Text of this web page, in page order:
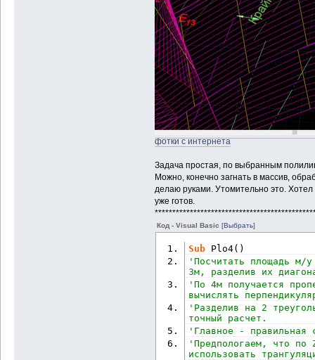
фотки с интернета
Задача простая, по выбранным
Можно, конечно загнать в массив,
делаю руками. Утомительно это. Хотел
уже готов.
Код - Visual Basic [Выбрать]
Sub Plo4()
'Посчитать площадь м/
3м, разделив их
'По 4м получается
вычислять
'Разделив на 2
точный расчет.
'Главное - правильная
'Предпологаем, что по
использовать